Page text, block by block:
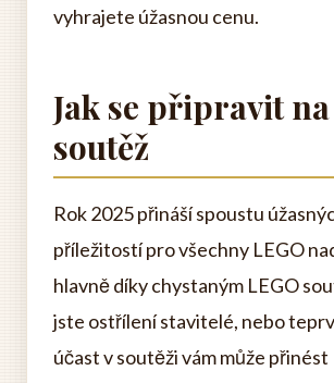
vyhrajete úžasnou cenu.
Jak se připravit na
soutěž
Rok 2025 přináší spoustu
příležitostí pro všechny LEGO
hlavně díky chystaným LEGO
jste ostřílení stavitelé, nebo
účast v soutěži vám může přinést